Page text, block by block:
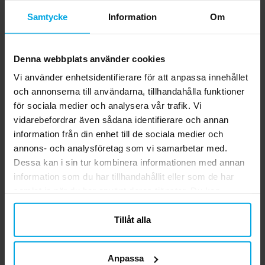
Samtycke Information Om
Denna webbplats använder cookies
Vi använder enhetsidentifierare för att anpassa innehållet
och annonserna till användarna, tillhandahålla funktioner
för sociala medier och analysera vår trafik. Vi
vidarebefordrar även sådana identifierare och annan
information från din enhet till de sociala medier och
annons- och analysföretag som vi samarbetar med.
Dessa kan i sin tur kombinera informationen med annan
information som du har tillhandahållit eller som de har
närsomhelst ändra ditt samtycke.
Tillåt alla
Anpassa
20 st. servetter i grönt och svart som
föreställer en Creeper från spelet
33 x 33 cm stora utvikta. Tillverkade av
FSC-certifierat papper.
KÖP
Relaterade produkter